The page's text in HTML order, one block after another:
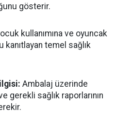
gösterir.
kullanımına ve oyuncak
temel sağlık
Ambalaj üzerinde
gerekli sağlık raporlarının